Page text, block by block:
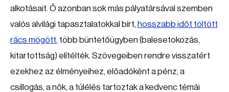
alkotásait. Ő azonban sok más pályatársával szemben
valós alvilági tapasztalatokkal bírt, hosszabb időt töltött
rács mögött, több büntetőügyben (balesetokozás,
kitartottság) elítélték. Szövegeiben rendre visszatért
ezekhez az élményeihez, előadóként a pénz, a
csillogás, a nők, a túlélés tartoztak a kedvenc témái